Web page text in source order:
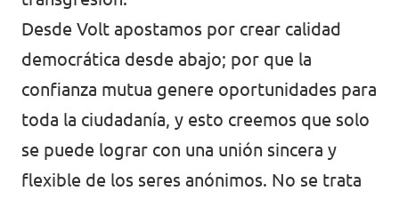
Desde Volt apostamos por crear calidad
democrática desde abajo; por que la
confianza mutua genere oportunidades para
toda la ciudadanía, y esto creemos que solo
se puede lograr con una unión sincera y
flexible de los seres anónimos. No se trata